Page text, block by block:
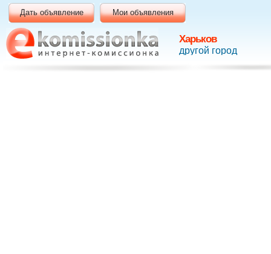
Харьков
другой город
Дать объявление Мои объявления